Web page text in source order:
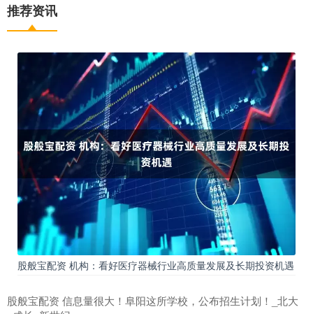
推荐资讯
股般宝配资 机构：看好医疗器械行业高质量发展及长期投资机遇
股般宝配资 信息量很大！阜阳这所学校，公布招生计划！_北大